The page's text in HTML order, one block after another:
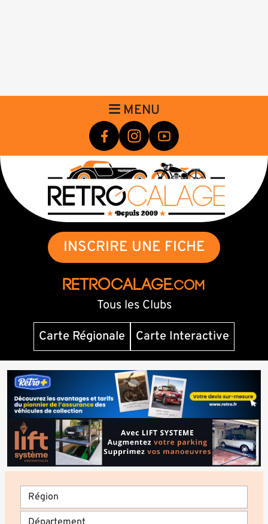
MENU
INSCRIRE UNE FICHE
RETROCALAGE.com
Tous les Clubs
Carte Régionale
Carte Interactive